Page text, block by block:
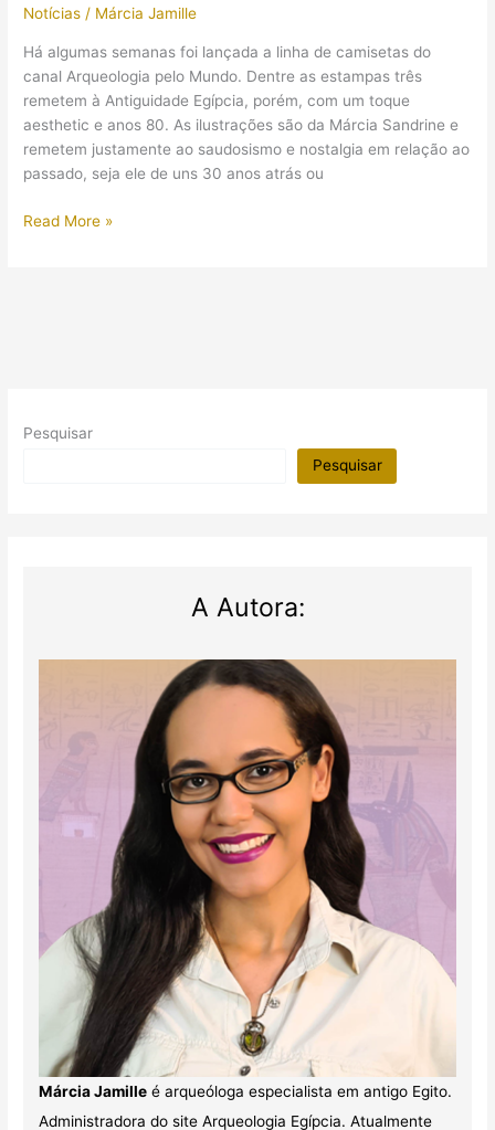
Notícias / Márcia Jamille
Há algumas semanas foi lançada a linha de camisetas do
canal Arqueologia pelo Mundo. Dentre as estampas três
remetem à Antiguidade Egípcia, porém, com um toque
aesthetic e anos 80. As ilustrações são da Márcia Sandrine e
remetem justamente ao saudosismo e nostalgia em relação ao
passado, seja ele de uns 30 anos atrás ou
Arqueologia
Antigo”
Read More »
Pesquisar
Pesquisar
A Autora:
Márcia Jamilleé arqueóloga especialista em antigo Egito.
Administradora do site Arqueologia Egípcia. Atualmente